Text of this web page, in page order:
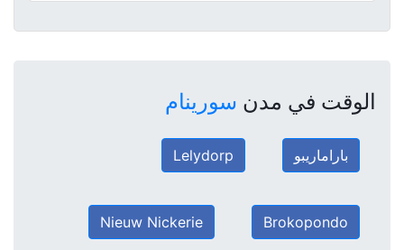
الوقت في مدن سورينام
باراماريبو Lelydorp
Brokopondo
Nieuw Nickerie